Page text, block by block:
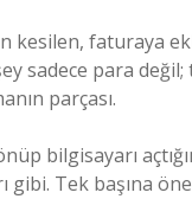
faturaya
sadece para
parçası.
bilgisayarı
Tek başına